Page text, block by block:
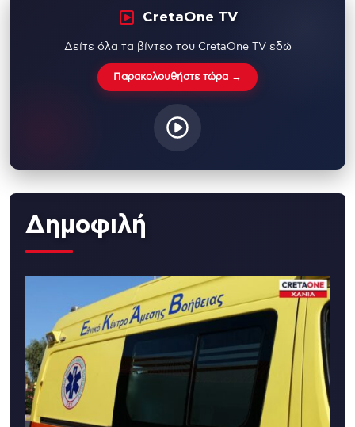
CretaOne TV
Δείτε όλα τα βίντεο του CretaOne TV εδώ
Παρακολουθήστε τώρα →
Δημοφιλή